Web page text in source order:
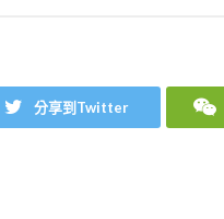
分享到Twitter